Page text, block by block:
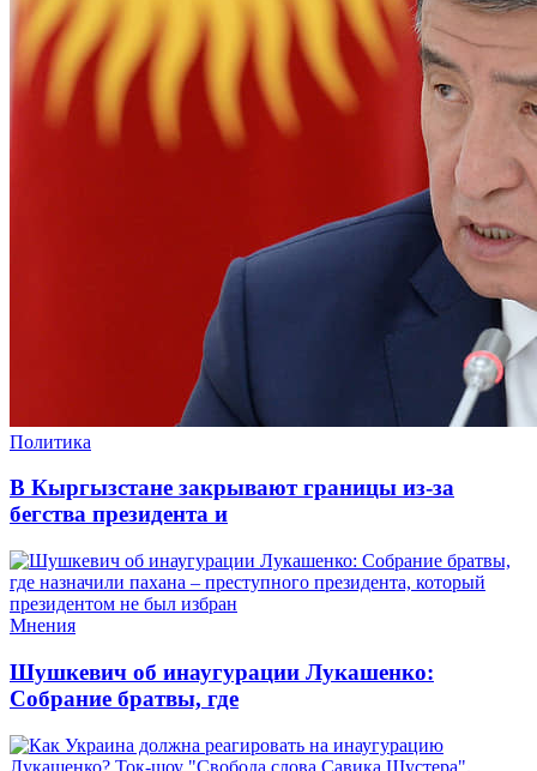
Политика
В Кыргызстане закрывают границы из-за
бегства президента и
Мнения
Шушкевич об инаугурации Лукашенко:
Собрание братвы, где